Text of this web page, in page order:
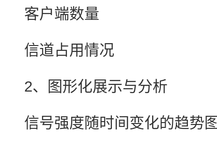
客户端数量
信道占用情况
2、图形化展示与分析
信号强度随时间变化的趋势